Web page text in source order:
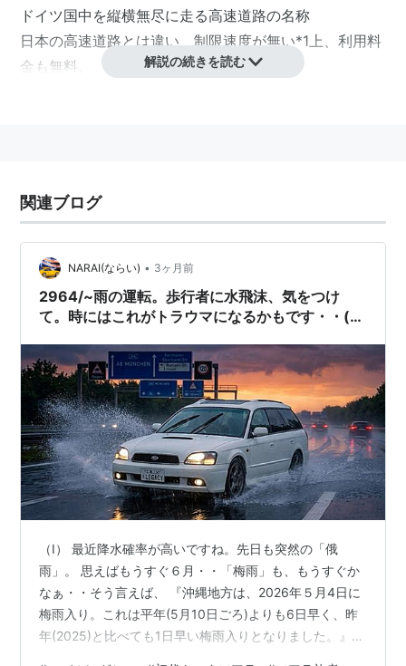
ドイツ国中を縦横無尽に走る高速道路の名称
日本の高速道路とは違い、制限速度が無い*1上、利用料
金も無料。
くない
解説の続きを読む
関連ブログ
NARAI(ならい) • 3ヶ月前
2964/~雨の運転。歩行者に水飛沫、気をつけ
て。時にはこれがトラウマになるかもです・・(￣
（Ⅰ） 最近降水確率が高いですね。先日も突然の「俄
雨」。 思えばもうすぐ６月・・「梅雨」も、もうすぐか
なぁ・・そう言えば、 『沖縄地方は、2026年５月4日に
梅雨入り。これは平年(5月10日ごろ)よりも6日早く、昨
年(2025)と比べても1日早い梅雨入りとなりました。』